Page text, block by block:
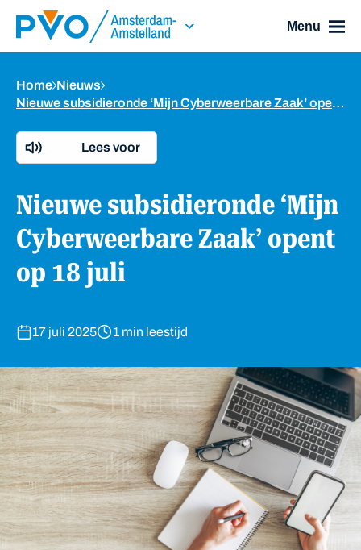
Skip Navigation or Skip to Content
Menu
Home
Nieuws
Nieuwe subsidieronde ‘Mijn Cyberweerbare Zaak’ opent op 18 juli
Lees voor
Nieuwe subsidieronde ‘Mijn
Cyberweerbare Zaak’ opent
op 18 juli
17 juli 2025 1 min leestijd